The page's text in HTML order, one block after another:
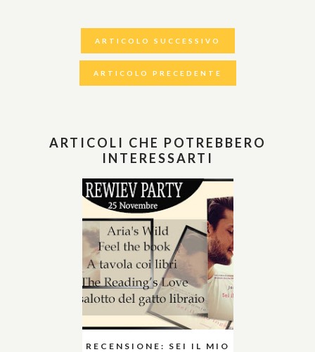
ARTICOLO SUCCESSIVO
ARTICOLO PRECEDENTE
ARTICOLI CHE POTREBBERO
INTERESSARTI
RECENSIONE: SEI IL MIO